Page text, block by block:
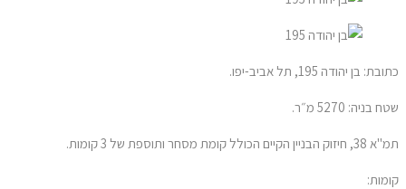
בן יהודה 195, תל אביב-יפו.
בניה: 5270 מ״ר.
הקיים הכולל קומת מסחר ותוספת של 3 קומות.